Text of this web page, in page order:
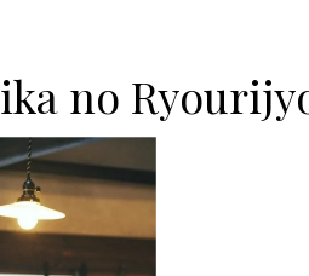
no